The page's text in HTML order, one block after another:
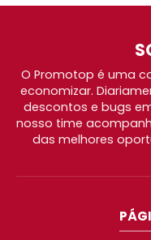
O Promotop é uma
economizar.
descontos e bugs
nosso time
das melhores